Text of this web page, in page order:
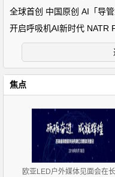
全球首创 中国原创 AI「导
开启呼吸机AI新时代 NATR
焦点
欧亚LED户外媒体见面会在长春召开